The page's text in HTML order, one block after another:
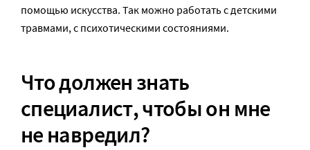
помощью искусства. Так можно работать с детскими
травмами, с психотическими состояниями.
Что должен знать
специалист, чтобы он мне
не навредил?